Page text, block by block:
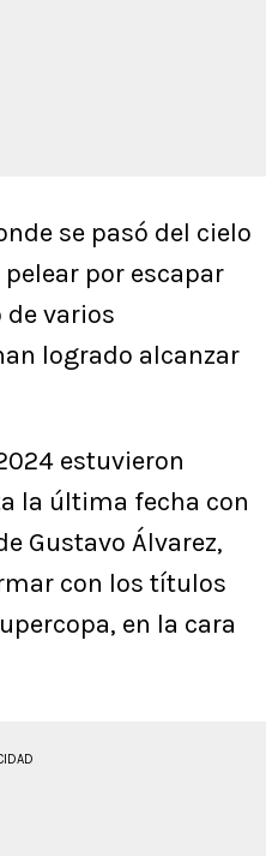
se pasó del cielo
por escapar
de varios
logrado alcanzar
estuvieron
la última fecha con
Gustavo Álvarez,
con los títulos
en la cara